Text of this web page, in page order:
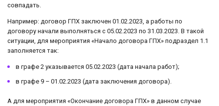
совпадать.
Например: договор ГПХ заключен 01.02.2023, а работы по
договору начали выполняться с 05.02.2023 по 31.03.2023. В такой
ситуации, для мероприятия «Начало договора ГПХ» подраздел 1.1
заполняется так:
в графе 2 указывается 05.02.2023 (дата начала работ);
в графе 9 – 01.02.2023 (дата заключения договора).
А для мероприятия «Окончание договора ГПХ» в данном случае